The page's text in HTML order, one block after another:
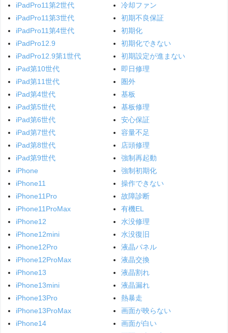
iPadPro11第2世代
iPadPro11第3世代
iPadPro11第4世代
iPadPro12.9
iPadPro12.9第1世代
iPad第10世代
iPad第11世代
iPad第4世代
iPad第5世代
iPad第6世代
iPad第7世代
iPad第8世代
iPad第9世代
iPhone
iPhone11
iPhone11Pro
iPhone11ProMax
iPhone12
iPhone12mini
iPhone12Pro
iPhone12ProMax
iPhone13
iPhone13mini
iPhone13Pro
iPhone13ProMax
iPhone14
冷却ファン
初期不良保証
初期化
初期化できない
初期設定が進まない
即日修理
圏外
基板
基板修理
安心保証
容量不足
店頭修理
強制再起動
強制初期化
操作できない
故障診断
有機EL
水没修理
水没復旧
液晶パネル
液晶交換
液晶割れ
液晶漏れ
熱暴走
画面が映らない
画面が白い